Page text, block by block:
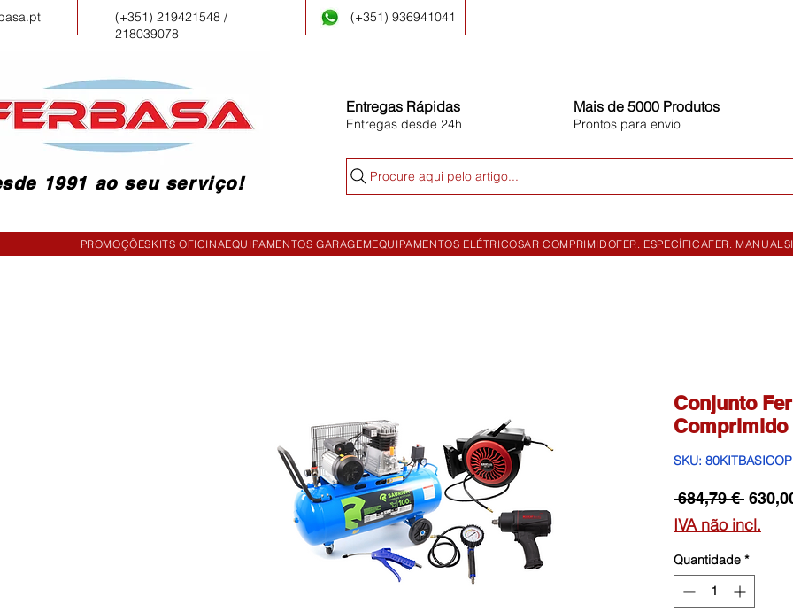
(+351) 219421548 /
218039078
(+351) 936941041
1991 ao seu serviço!
Entregas Rápidas
Entregas desde 24h
Mais de 5000 Produtos
Prontos para envio
Procure aqui pelo artigo...
PROMOÇÕESKITS OFICINAEQUIPAMENTOS GARAGEMEQUIPAMENTOS ELÉTRICOSAR COMPRIMIDOFER. ESPECÍFICAFER. MANUAL
Conjunto
Comprimido
SKU:
684,79 € Preço
IVA não incl.
Quantidade *